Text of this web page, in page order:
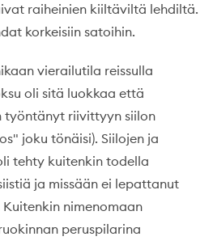
raiheinien kiiltäviltä lehdiltä.
korkeisiin satoihin.
vierailutila reissulla
oli sitä luokkaa että
työntänyt riivittyyn siilon
joku tönäisi). Siilojen ja
tehty kuitenkin todella
ja missään ei lepattanut
nimenomaan
peruspilarina